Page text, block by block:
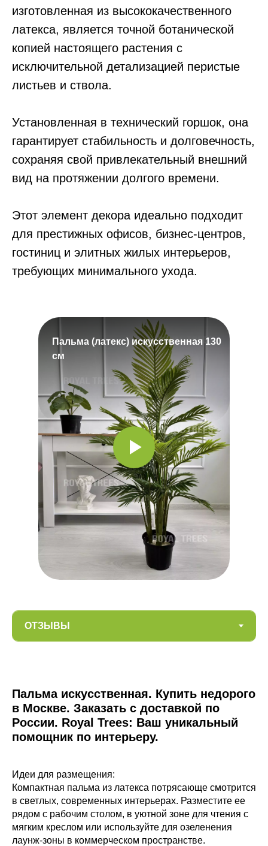
изготовленная из высококачественного
латекса, является точной ботанической
копией настоящего растения с
исключительной детализацией перистые
листьев и ствола.
Установленная в технический горшок, она
гарантирует стабильность и долговечность,
сохраняя свой привлекательный внешний
вид на протяжении долгого времени.
Этот элемент декора идеально подходит
для престижных офисов, бизнес-центров,
гостиниц и элитных жилых интерьеров,
требующих минимального ухода.
Пальма (латекс) искусственная 130
см
Пальма искусственная. Купить недорого
в Москве. Заказать с доставкой по
России. Royal Trees: Ваш уникальный
помощник по интерьеру.
Идеи для размещения:
Компактная пальма из латекса потрясающе смотрится
в светлых, современных интерьерах. Разместите ее
рядом с рабочим столом, в уютной зоне для чтения с
мягким креслом или используйте для озеленения
лаунж-зоны в коммерческом пространстве.